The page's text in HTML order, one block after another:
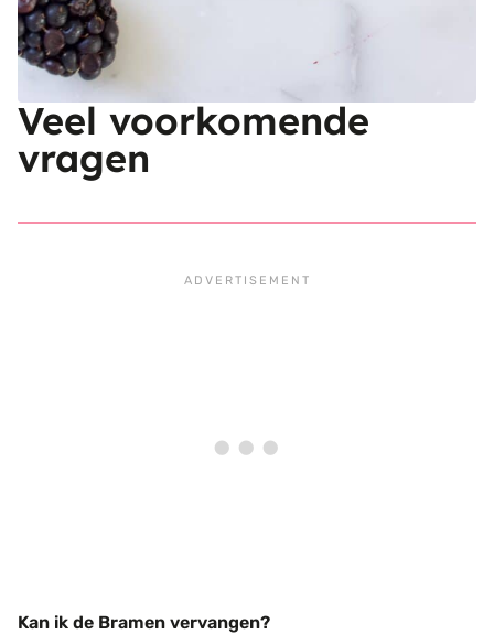
Veel voorkomende
vragen
Kan ik de Bramen vervangen?